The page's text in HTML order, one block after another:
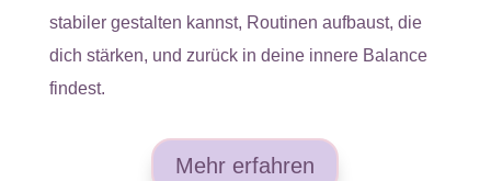
stabiler gestalten kannst, Routinen aufbaust, die
dich stärken, und zurück in deine innere Balance
findest.
Mehr erfahren